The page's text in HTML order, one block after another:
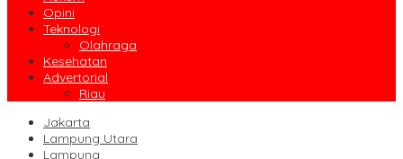
Opini
Teknologi
Olahraga
Kesehatan
Advertorial
Riau
Jakarta
Lampung Utara
Lampung